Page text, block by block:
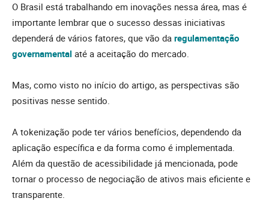
O Brasil está trabalhando em inovações nessa área, mas é
importante lembrar que o sucesso dessas iniciativas
dependerá de vários fatores, que vão da regulamentação
governamental até a aceitação do mercado.
Mas, como visto no início do artigo, as perspectivas são
positivas nesse sentido.
A tokenização pode ter vários benefícios, dependendo da
aplicação específica e da forma como é implementada.
Além da questão de acessibilidade já mencionada, pode
tornar o processo de negociação de ativos mais eficiente e
transparente.